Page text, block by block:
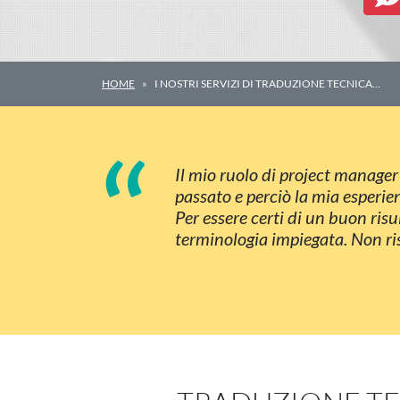
HOME I NOSTRI SERVIZI DI TRADUZIONE TECNICA…
“
Il mio ruolo di project
passato e perciò la mia
Per essere certi di un buon
terminologia impiegata. Non